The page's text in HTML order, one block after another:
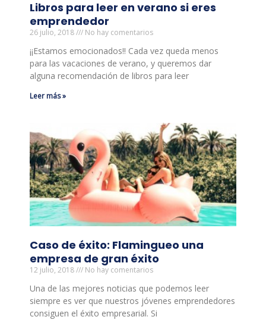
Libros para leer en verano si eres
emprendedor
26 julio, 2018 No hay comentarios
¡¡Estamos emocionados!! Cada vez queda menos
para las vacaciones de verano, y queremos dar
alguna recomendación de libros para leer
Leer más »
Caso de éxito: Flamingueo una
empresa de gran éxito
12 julio, 2018 No hay comentarios
Una de las mejores noticias que podemos leer
siempre es ver que nuestros jóvenes emprendedores
consiguen el éxito empresarial. Si